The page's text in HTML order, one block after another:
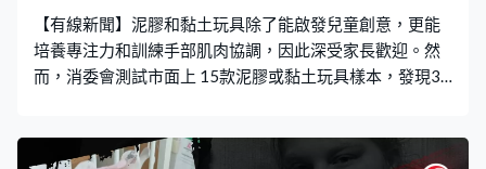
險。」他指松鼠尾巴具有輔助跳躍、保持平衡等
【有線新聞】泥膠和黏土玩具除了能啟發兒童創意，更能
培養專注力和訓練手部肌肉協調，因此深受家長歡迎。然
而，消委會測試市面上 15款泥膠或黏土玩具樣本，發現3
已交予海關跟進。而海關回應消委會時表示，現正研究和